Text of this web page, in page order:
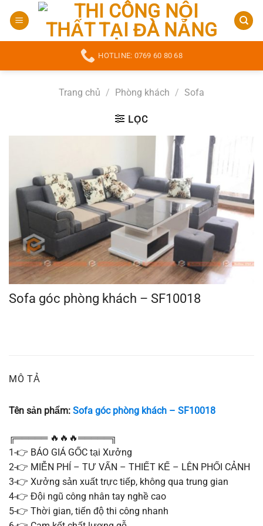
qua
HOTLINE: 0769 60 80 68
Trang chủ / Phòng khách / Sofa
LỌC
Sofa góc phòng khách – SF10018
MÔ TẢ
Tên sản phẩm: Sofa góc phòng khách – SF10018
╔═════ 🔥🔥🔥═════╗
1-👉 BÁO GIÁ GỐC tại Xưởng
2-👉 MIỄN PHÍ – TƯ VẤN – THIẾT KẾ – LÊN PHỐI CẢNH
3-👉 Xưởng sản xuất trực tiếp, không qua trung gian
4-👉 Đội ngũ công nhân tay nghề cao
5-👉 Thời gian, tiến độ thi công nhanh